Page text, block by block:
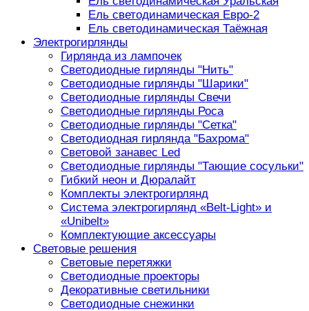
Ель светодинамическая Евро-2
Ель светодинамическая Таёжная
Электрогирлянды
Гирлянда из лампочек
Светодиодные гирлянды "Нить"
Светодиодные гирлянды "Шарики"
Светодиодные гирлянды Свечи
Светодиодные гирлянды Роса
Светодиодные гирлянды "Сетка"
Светодиодная гирлянда "Бахрома"
Световой занавес Led
Светодиодные гирлянды "Тающие сосульки"
Гибкий неон и Дюралайт
Комплекты электрогирлянд
Система электрогирлянд «Belt-Light» и
«Unibelt»
Комплектующие аксессуары
Световые решения
Световые перетяжки
Светодиодные проекторы
Декоративные светильники
Светодиодные снежинки